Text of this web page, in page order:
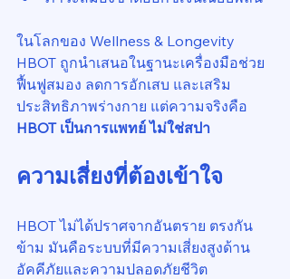
ในโลกของ Wellness & Longevity
HBOT ถูกนำเสนอในฐานะเครื่องมือช่วย
ฟื้นฟูสมอง ลดการอักเสบ และเสริม
ประสิทธิภาพร่างกาย แต่ความจริงคือ
HBOT เป็นการแพทย์ ไม่ใช่สปา
ความเสี่ยงที่ต้องเข้าใจ
HBOT ไม่ได้ปราศจากอันตราย ตรงกัน
ข้าม มันคือระบบที่มีความเสี่ยงสูงด้าน
อัคคีภัยและความปลอดภัยชีวิต